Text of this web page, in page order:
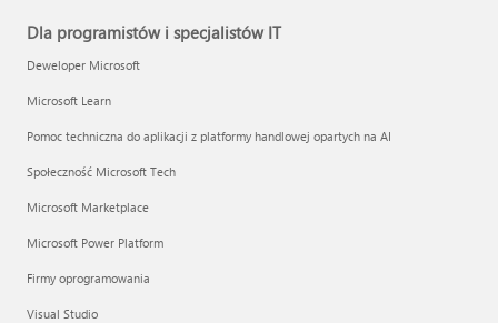
Dla programistów i specjalistów IT
Deweloper Microsoft
Microsoft Learn
Pomoc techniczna do aplikacji z platformy handlowej opartych na AI
Społeczność Microsoft Tech
Microsoft Marketplace
Microsoft Power Platform
Firmy oprogramowania
Visual Studio